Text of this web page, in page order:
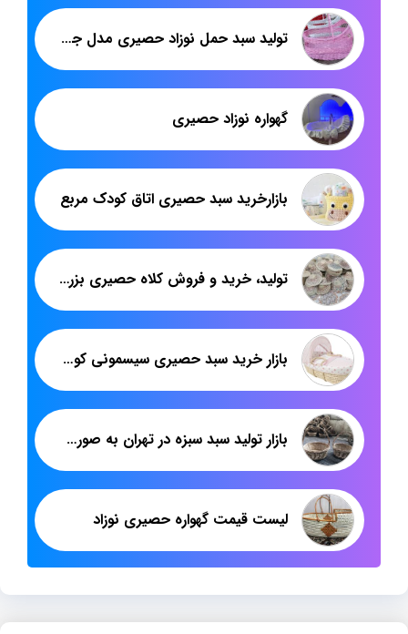
تولید سبد حمل نوزاد حصیری مدل جدید
گهواره نوزاد حصیری
بازارخرید سبد حصیری اتاق کودک مربع
تولید، خرید و فروش کلاه حصیری بزرگ کشاورزی با برند هدیکا
بازار خرید سبد حصیری سیسمونی کوچک
بازار تولید سبد سبزه در تهران به صورت انبوه | برند هدیکا
لیست قیمت گهواره حصیری نوزاد